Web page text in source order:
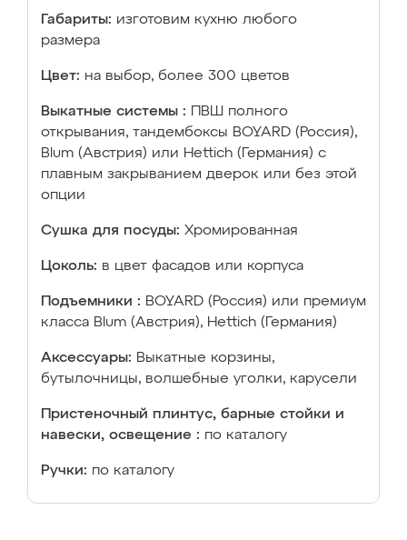
Габариты: изготовим кухню любого
размера
Цвет: на выбор, более 300 цветов
Выкатные системы :
ПВШ полного
открывания, тандембоксы BOYARD (Россия),
Blum (Австрия) или Hettich (Германия) с
плавным закрыванием дверок или без этой
опции
Сушка для посуды: Хромированная
Цоколь: в цвет фасадов или корпуса
Подъемники : BOYARD (Россия) или премиум
класса Blum (Австрия), Hettich (Германия)
Аксессуары: Выкатные корзины,
бутылочницы, волшебные уголки, карусели
Пристеночный плинтус, барные стойки и
навески, освещение : по каталогу
Ручки: по каталогу